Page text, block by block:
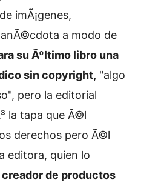
imÃ¡genes,
a modo de
su Ãºltimo libro una
sin copyright, "algo
pero la editorial
la tapa que Ã©l
derechos pero Ã©l
editora, quien lo
creador de productos